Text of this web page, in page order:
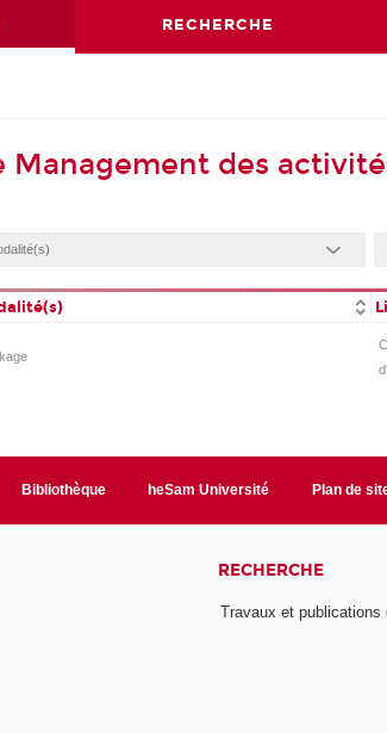
RECHERCHE
Management des
Bibliothèque heSam Université Plan de
RECHERCHE
Travaux et publications